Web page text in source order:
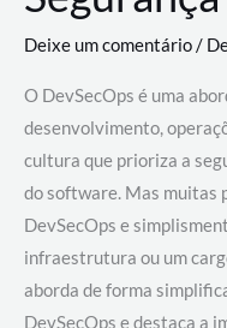
Deixe um comentário/
O DevSecOps é uma
desenvolvimento,
cultura que prioriza a
do software. Mas muitas
DevSecOps e
infraestrutura ou um
aborda de forma
DevSecOps e destaca a